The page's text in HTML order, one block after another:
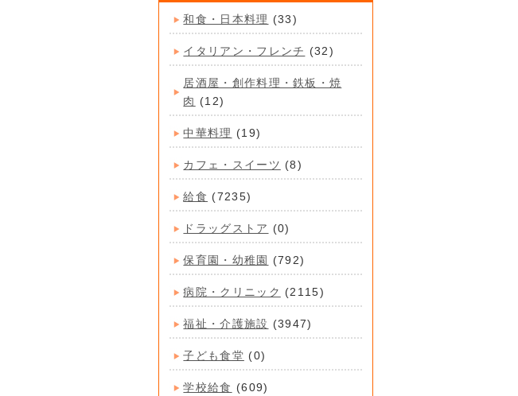
和食・日本料理 (33)
イタリアン・フレンチ (32)
居酒屋・創作料理・鉄板・焼
肉 (12)
中華料理 (19)
カフェ・スイーツ (8)
給食 (7235)
ドラッグストア (0)
保育園・幼稚園 (792)
病院・クリニック (2115)
福祉・介護施設 (3947)
子ども食堂 (0)
学校給食 (609)